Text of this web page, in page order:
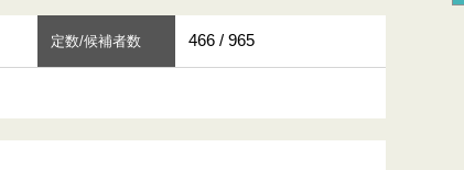
定数/候補者数 466 / 965